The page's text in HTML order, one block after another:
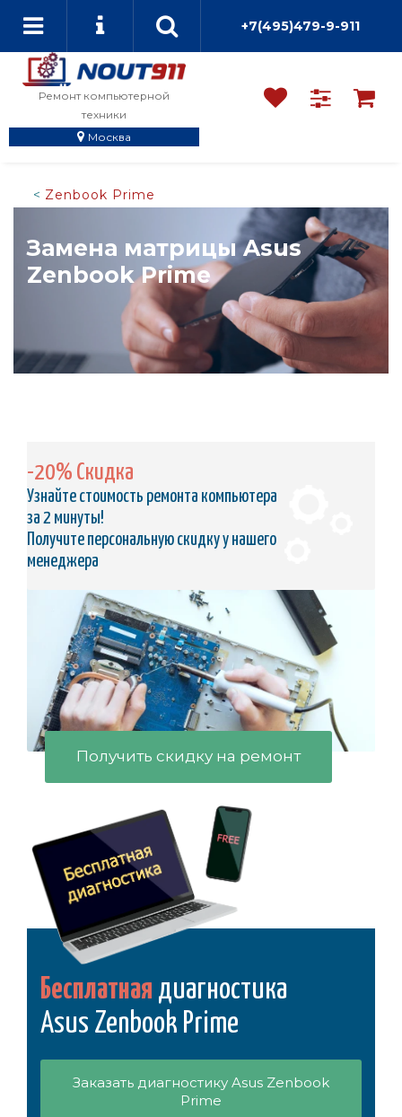
+7(495)479-9-911
Ремонт компьютерной
техники
Москва
Zenbook Prime
Замена матрицы Asus
Zenbook Prime
-20% Скидка
Узнайте стоимость ремонта компьютера
за 2 минуты!
Получите персональную скидку у нашего
менеджера
Получить скидку на ремонт
Бесплатная диагностика
Asus Zenbook Prime
Заказать диагностику Asus Zenbook
Prime